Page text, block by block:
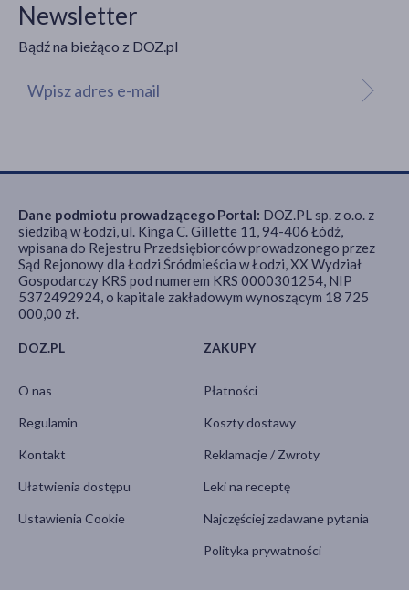
Newsletter
Bądź na bieżąco z DOZ.pl
DOZ.PL
O nas
Regulamin
Kontakt
Ułatwienia dostępu
Ustawienia Cookie
ZAKUPY
Płatności
Koszty dostawy
Reklamacje / Zwroty
Leki na receptę
Najczęściej zadawane pytania
Polityka prywatności
Dane podmiotu prowadzącego Portal: DOZ.PL sp. z o.o. z
siedzibą w Łodzi, ul. Kinga C. Gillette 11, 94-406 Łódź,
wpisana do Rejestru Przedsiębiorców prowadzonego przez
Sąd Rejonowy dla Łodzi Śródmieścia w Łodzi, XX Wydział
Gospodarczy KRS pod numerem KRS 0000301254, NIP
5372492924, o kapitale zakładowym wynoszącym 18 725
000,00 zł.